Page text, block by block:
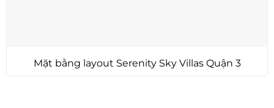
Mặt bằng layout Serenity Sky Villas Quận 3